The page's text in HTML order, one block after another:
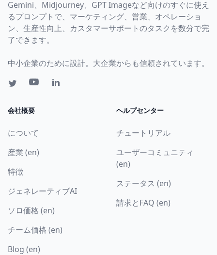
Gemini、Midjourney、GPT Imageなど向けのすぐに使え
るプロンプトで、マーケティング、営業、オペレーショ
ン、生産性向上、カスタマーサポートのタスクを数分で完
了できます。
中小企業のために設計。大企業からも信頼されています。
会社概要
について
産業 (en)
特徴
ジェネレーティブAI
ソロ価格 (en)
チーム価格 (en)
Blog (en)
ヘルプセンター
チュートリアル
ユーザーコミュニティ
(en)
ステータス (en)
請求とFAQ (en)